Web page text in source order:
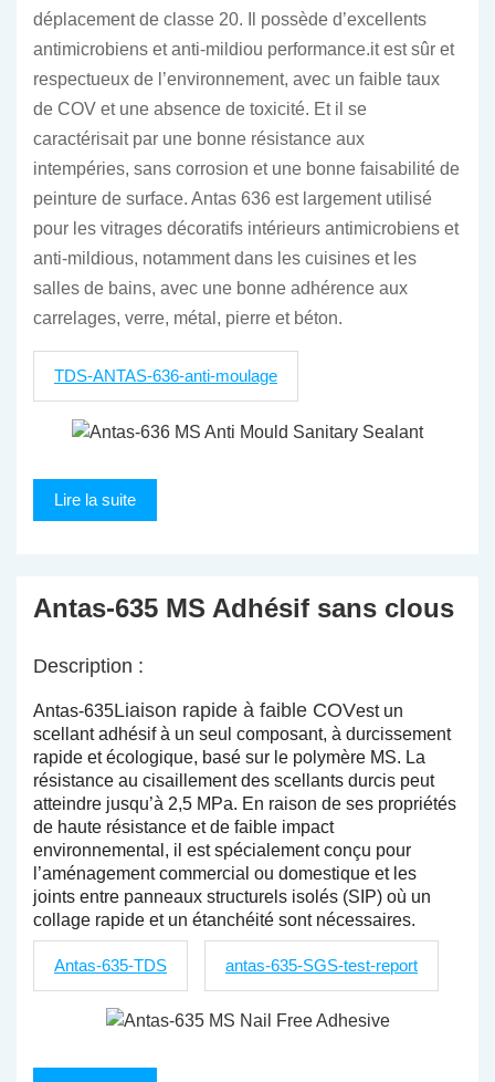
déplacement de classe 20. Il possède d’excellents
antimicrobiens et anti-mildiou performance.it est sûr et
respectueux de l’environnement, avec un faible taux
de COV et une absence de toxicité. Et il se
caractérisait par une bonne résistance aux
intempéries, sans corrosion et une bonne faisabilité de
peinture de surface. Antas 636 est largement utilisé
pour les vitrages décoratifs intérieurs antimicrobiens et
anti-mildious, notamment dans les cuisines et les
salles de bains, avec une bonne adhérence aux
carrelages, verre, métal, pierre et béton.
TDS-ANTAS-636-anti-moulage
Lire la suite
Antas-635 MS Adhésif sans clous
Description :
Antas-635Liaison rapide à faible COVest un
scellant adhésif à un seul composant, à durcissement
rapide et écologique, basé sur le polymère MS. La
résistance au cisaillement des scellants durcis peut
atteindre jusqu’à 2,5 MPa. En raison de ses propriétés
de haute résistance et de faible impact
environnemental, il est spécialement conçu pour
l’aménagement commercial ou domestique et les
joints entre panneaux structurels isolés (SIP) où un
collage rapide et un étanchéité sont nécessaires.
Antas-635-TDS antas-635-SGS-test-report